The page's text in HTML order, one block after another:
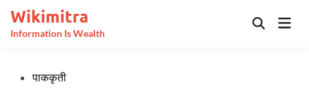
content
Wikimitra
Information Is Wealth
Open
Postedपाककृती